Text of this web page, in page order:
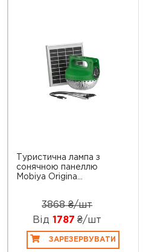
Туристична лампа з
сонячною панеллю
Mobiya Origina...
3868 ₴/шт
Від 1787₴/шт
ЗАРЕЗЕРВУВАТИ